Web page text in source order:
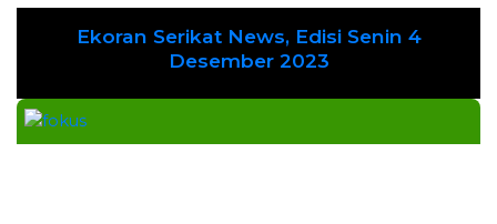
Ekoran Serikat News, Edisi Senin 4
Desember 2023